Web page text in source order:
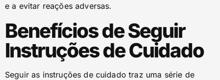
e a evitar reações adversas.
Benefícios de Seguir
Instruções de Cuidado
Seguir as instruções de cuidado traz uma série de